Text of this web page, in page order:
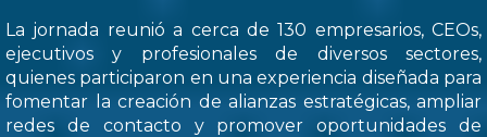
La jornada reunió a cerca de 130 empresarios, CEOs,
ejecutivos y profesionales de diversos sectores,
quienes participaron en una experiencia diseñada para
fomentar la creación de alianzas estratégicas, ampliar
redes de contacto y promover oportunidades de